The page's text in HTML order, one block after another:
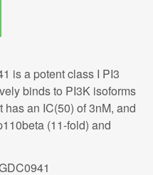
is a potent class I PI3
binds to PI3K isoforms
has an IC(50) of 3nM, and
(11-fold) and